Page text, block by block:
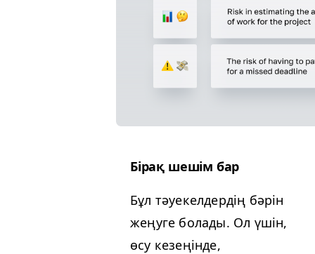
Бірақ шешім бар
Бұл тәуекелдердің бәрін
жеңуге болады. Ол үшін,
өсу кезеңінде,